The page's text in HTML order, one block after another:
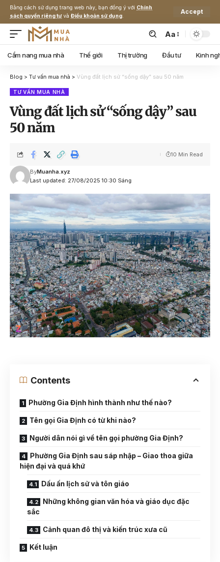
Bằng cách sử dụng trang web này, bạn đồng ý với Chính
sách quyền riêng tư và Điều khoản sử dụng.
Accept
Aa
Cẩm nang mua nhà Thế giới Thị trường Đầu tư Kinh
Blog > Tư vấn mua nhà > Vùng đất lịch sử “sống dậy” sau 50 năm
TƯ VẤN MUA NHÀ
Vùng đất lịch sử “sống dậy” sau
50 năm
Last updated: 27/08/2025 10:30 Sáng
ByMuanha.xyz
10 Min Read
Contents
Phường Gia Định hình thành như thế nào?
Tên gọi Gia Định có từ khi nào?
Người dân nói gì về tên gọi phường Gia Định?
Phường Gia Định sau sáp nhập – Giao thoa giữa
hiện đại và quá khứ
Dấu ấn lịch sử và tôn giáo
Những không gian văn hóa và giáo dục đặc
sắc
Cảnh quan đô thị và kiến trúc xưa cũ
Kết luận